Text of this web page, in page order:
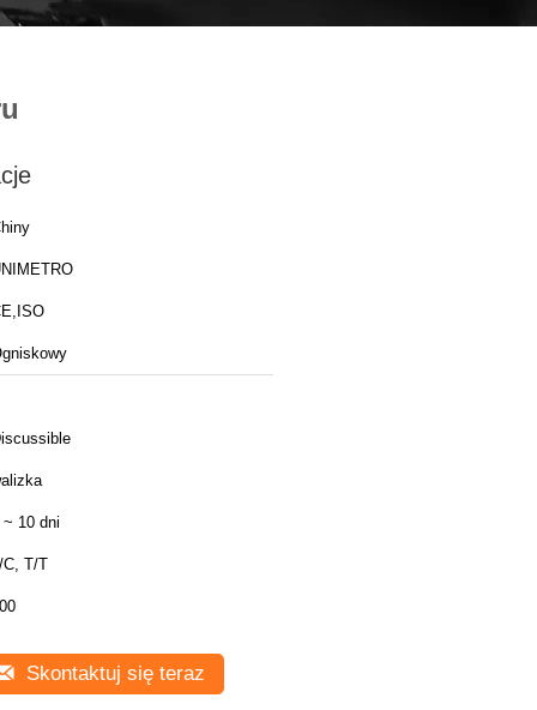
~ 10 dni
C, T/T
Skontaktuj się teraz